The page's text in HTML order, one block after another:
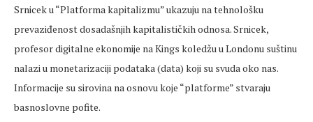
Srnicek u “Platforma kapitalizmu” ukazuju na tehnološku
prevaziđenost dosadašnjih kapitalističkih odnosa. Srnicek,
profesor digitalne ekonomije na Kings koledžu u Londonu suštinu
nalazi u monetarizaciji podataka (data) koji su svuda oko nas.
Informacije su sirovina na osnovu koje “platforme” stvaraju
basnoslovne pofite.